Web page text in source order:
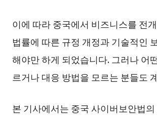
이에 따라 중국에서 비즈니스를 전
법률에 따른 규정 개정과 기술적인
해야만 하게 되었습니다. 그러나 어
르거나 대응 방법을 모르는 분들도
본 기사에서는 중국 사이버보안법